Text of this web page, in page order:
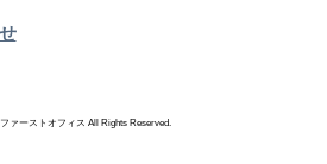
ァーストオフィス All Rights Reserved.